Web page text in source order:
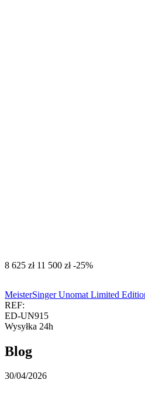
‍8 625‍ zł ‍11 500‍ zł -25%
MeisterSinger Unomat Limited
REF:
ED-UN915
Wysyłka 24h
Blog
30/04/2026